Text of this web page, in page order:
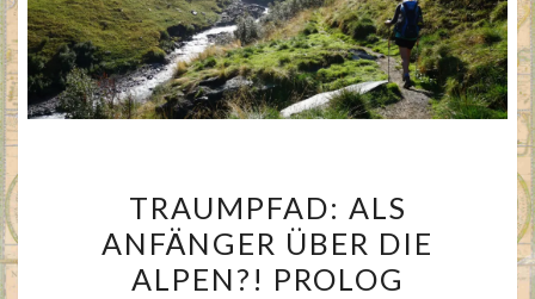
ALS
ANFÄNGER
ÜBER
TRAUMPFAD: ALS
ANFÄNGER ÜBER DIE
ALPEN?! PROLOG